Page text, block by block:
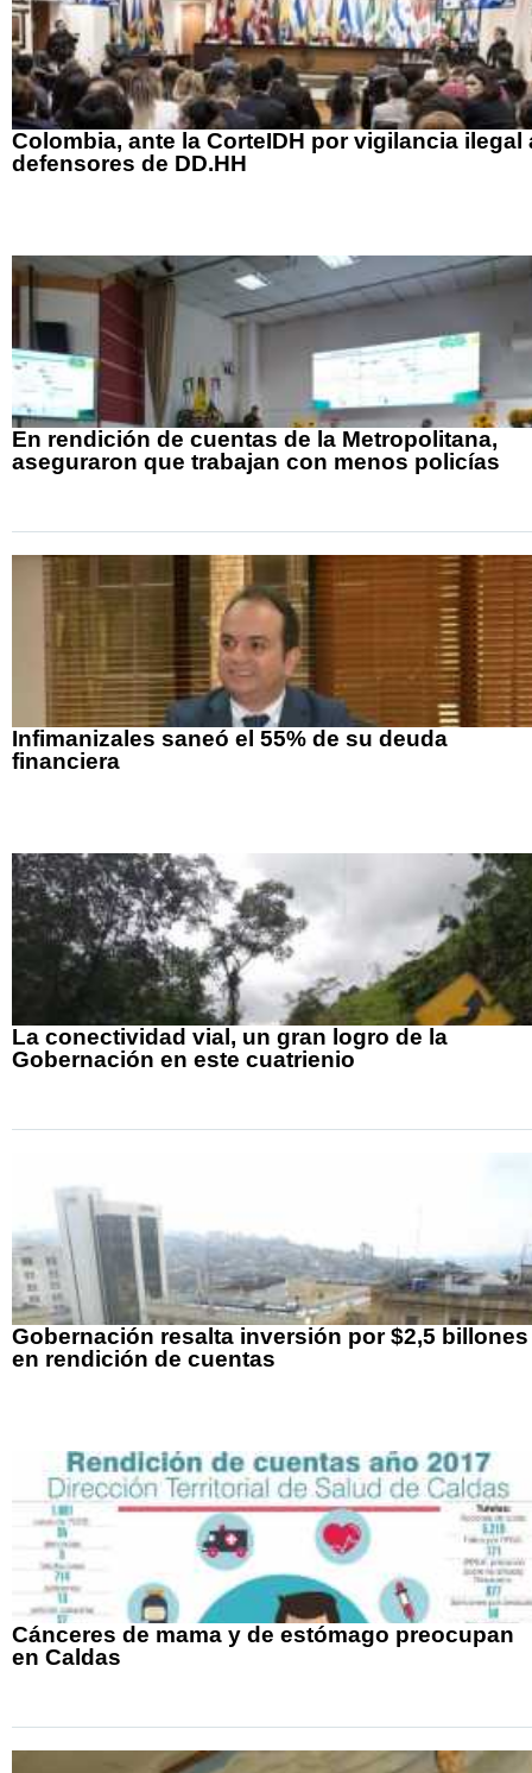
Colombia, ante la CorteIDH por vigilancia ilegal
defensores de DD.HH
En rendición de cuentas de la Metropolitana,
aseguraron que trabajan con menos policías
Infimanizales saneó el 55% de su deuda
financiera
La conectividad vial, un gran logro de la
Gobernación en este cuatrienio
Gobernación resalta inversión por $2,5 billones
en rendición de cuentas
Cánceres de mama y de estómago preocupan
en Caldas